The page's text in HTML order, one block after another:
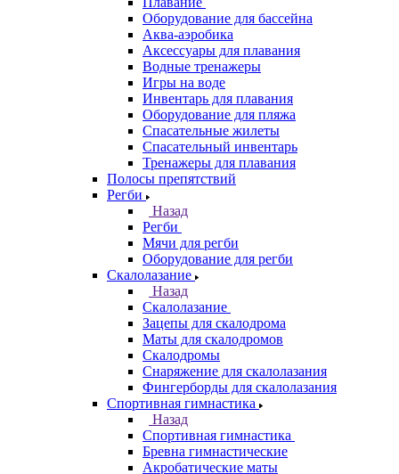
Оборудование для бассейна
Аква-аэробика
Аксессуары для плавания
Водные тренажеры
Игры на воде
Инвентарь для плавания
Оборудование для пляжа
Спасательные жилеты
Спасательный инвентарь
Тренажеры для плавания
Полосы препятствий
Регби
Назад
Регби
Мячи для регби
Оборудование для регби
Скалолазание
Назад
Скалолазание
Зацепы для скалодрома
Маты для скалодромов
Скалодромы
Снаряжение для скалолазания
Фингерборды для скалолазания
Спортивная гимнастика
Назад
Спортивная гимнастика
Бревна гимнастические
Акробатические маты